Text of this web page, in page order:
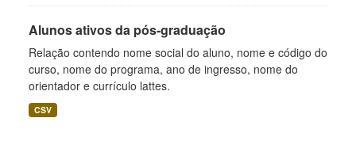
Alunos ativos da pós-graduação
Relação contendo nome social do aluno, nome e código do
curso, nome do programa, ano de ingresso, nome do
orientador e currículo lattes.
CSV